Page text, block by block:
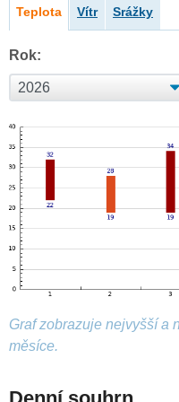
Teplota Vítr Srážky
Rok:
Graf zobrazuje nejvyšší a
měsíce.